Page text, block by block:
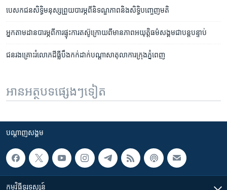
បេសកជន​សិទ្ធិមនុស្ស​ព្រួយ​បារម្ភ​ពី​និទណ្ឌ​ភាព​និង​សិទ្ធិបញ្ចេញ​មតិ
អ្នក​តាម​ដាន​បារម្ភ​ពីការ​ផ្ទុះ​ការតស៊ូ​ក្រោយ​ពីមាន​ភាព​អយុត្តិធម៌​សង្គម​ជាបន្តបន្ទាប់
ជនរងគ្រោះ​រំលោភ​ដីធ្លី​បឹង​កក់​ដាក់​បណ្តាសា​តុលាការ​ក្រុង​ភ្នំពេញ
អានអត្ថបទផ្សេងៗទៀត
បណ្តាញ​សង្គម
កម្មវិធី​ទូរទស្សន៍